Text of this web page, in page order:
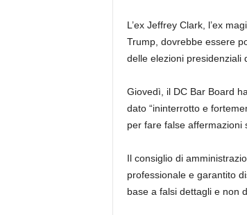
L’ex Jeffrey Clark, l’ex
Trump, dovrebbe essere
delle elezioni presidenziali
Giovedì, il DC Bar Board
dato “ininterrotto e
per fare false affermazioni
Il consiglio di
professionale e garantito
base a falsi dettagli e non